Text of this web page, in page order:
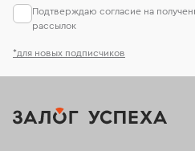
*для новых подписчиков
Подтверждаю согласие на
рассылок